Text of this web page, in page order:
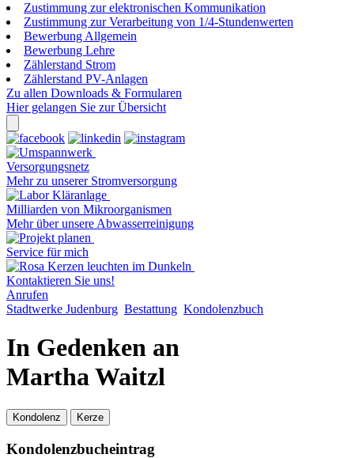
Zustimmung zur elektronischen Kommunikation
Zustimmung zur Verarbeitung von 1/4-Stundenwerten
Bewerbung Allgemein
Bewerbung Lehre
Zählerstand Strom
Zählerstand PV-Anlagen
Zu allen Downloads & Formularen
Hier gelangen Sie zur Übersicht
Versorgungsnetz
Mehr zu unserer Stromversorgung
Milliarden von Mikroorganismen
Mehr über unsere Abwasserreinigung
Service für mich
Kontaktieren Sie uns!
Anrufen
Stadtwerke Judenburg Bestattung Kondolenzbuch
In Gedenken an
Martha Waitzl
Kondolenz Kerze
Kondolenzbucheintrag